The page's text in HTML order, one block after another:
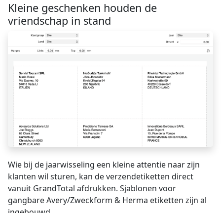
Kleine geschenken houden de
vriendschap in stand
Wie bij de jaarwisseling een kleine attentie naar zijn
klanten wil sturen, kan de verzendetiketten direct
vanuit GrandTotal afdrukken. Sjablonen voor
gangbare Avery/Zweckform & Herma etiketten zijn al